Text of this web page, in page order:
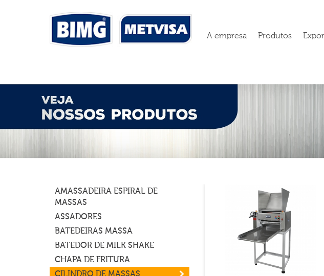
A empresa Produtos
AMASSADEIRA ESPIRAL DE
MASSAS
ASSADORES
BATEDEIRAS MASSA
BATEDOR DE MILK SHAKE
CHAPA DE FRITURA
CILINDRO DE MASSAS